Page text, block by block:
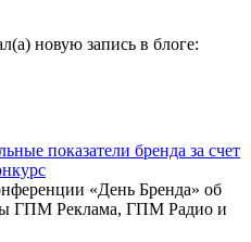
новую запись в блоге:
показатели бренда за счет
«День Бренда» об
ГПМ Реклама, ГПМ Радио и